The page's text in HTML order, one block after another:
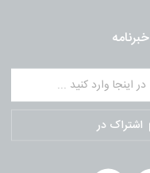
خبرنامه
اشتراک در